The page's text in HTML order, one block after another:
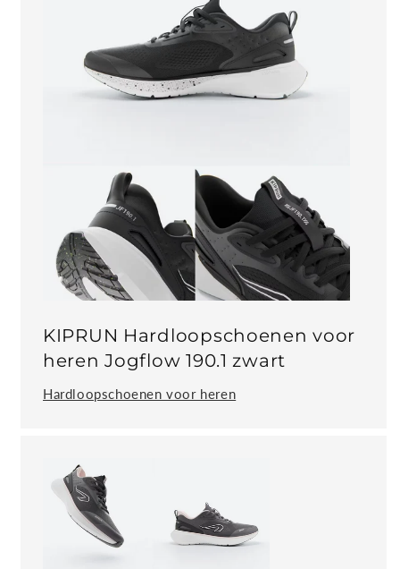
KIPRUN Hardloopschoenen voor
heren Jogflow 190.1 zwart
Hardloopschoenen voor heren